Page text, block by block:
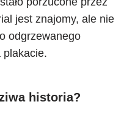
jest znajomy, ale nie
odgrzewanego
plakacie.
historia?